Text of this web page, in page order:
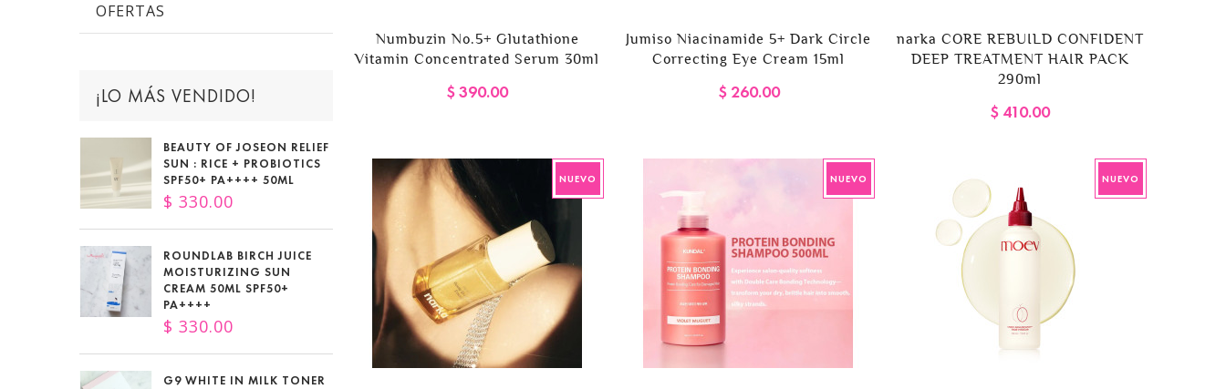
OFERTAS
¡LO MÁS VENDIDO!
BEAUTY OF JOSEON RELIEF
SUN : RICE + PROBIOTICS
SPF50+ PA++++ 50ML
$ 330.00
ROUNDLAB BIRCH JUICE
MOISTURIZING SUN
CREAM 50ML SPF50+
PA++++
$ 330.00
G9 WHITE IN MILK TONER
Numbuzin No.5+ Glutathione
Vitamin Concentrated Serum 30ml
$ 390.00
Jumiso Niacinamide 5+ Dark Circle
Correcting Eye Cream 15ml
$ 260.00
narka CORE REBUILD CONFIDENT
DEEP TREATMENT HAIR PACK
290ml
$ 410.00
NUEVO NUEVO NUEVO